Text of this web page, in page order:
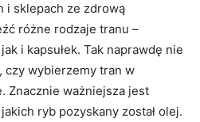
i sklepach ze zdrową
różne rodzaje tranu –
i kapsułek. Tak naprawdę nie
czy wybierzemy tran w
Znacznie ważniejsza jest
ryb pozyskany został olej.